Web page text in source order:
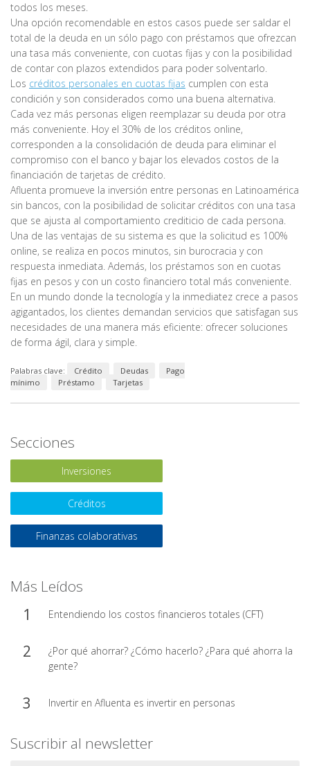
todos los meses.
Una opción recomendable en estos casos puede ser saldar el
total de la deuda en un sólo pago con préstamos que ofrezcan
una tasa más conveniente, con cuotas fijas y con la posibilidad
de contar con plazos extendidos para poder solventarlo.
Los créditos personales en cuotas fijas cumplen con esta
condición y son considerados como una buena alternativa.
Cada vez más personas eligen reemplazar su deuda por otra
más conveniente. Hoy el 30% de los créditos online,
corresponden a la consolidación de deuda para eliminar el
compromiso con el banco y bajar los elevados costos de la
financiación de tarjetas de crédito.
Afluenta promueve la inversión entre personas en Latinoamérica
sin bancos, con la posibilidad de solicitar créditos con una tasa
que se ajusta al comportamiento crediticio de cada persona.
Una de las ventajas de su sistema es que la solicitud es 100%
online, se realiza en pocos minutos, sin burocracia y con
respuesta inmediata. Además, los préstamos son en cuotas
fijas en pesos y con un costo financiero total más conveniente.
En un mundo donde la tecnología y la inmediatez crece a pasos
agigantados, los clientes demandan servicios que satisfagan sus
necesidades de una manera más eficiente: ofrecer soluciones
de forma ágil, clara y simple.
Palabras clave: Crédito Deudas
Pago
mínimo
Préstamo Tarjetas
Secciones
Inversiones
Créditos
Finanzas colaborativas
Más Leídos
Entendiendo los costos financieros totales (CFT)
¿Por qué ahorrar? ¿Cómo hacerlo? ¿Para qué ahorra la
gente?
Invertir en Afluenta es invertir en personas
Suscribir al newsletter